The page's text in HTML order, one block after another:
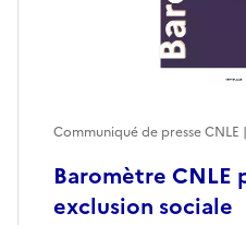
Baromètre CNLE
exclusion sociale
Communiqué de presse CNLE